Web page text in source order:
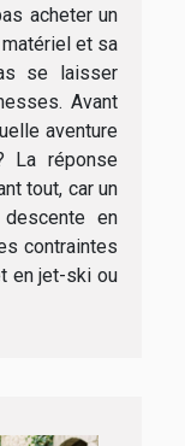
acheter un
et sa
se laisser
Avant
aventure
La réponse
tout, car un
en
contraintes
en jet-ski ou